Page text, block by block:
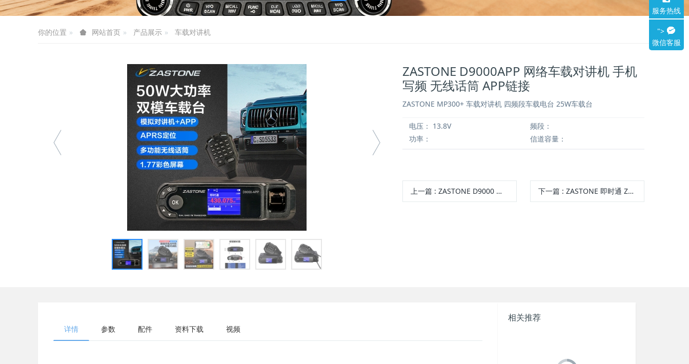
你的位置 网站首页 产品展示 车载对讲机
ZASTONE D9000APP 网络车载对讲机 手机
写频 无线话筒 APP链接
ZASTONE MP300+ 车载对讲机 四频段车载电台 25W车载台
电压： 13.8V
频段：
功率：
信道容量：
上一篇: ZASTONE D9000 无线车载对讲机 专业无线车载电台 越野车载电台 业余车载电台 大功率无线车载台 50W车载台 下一篇 :ZASTONE 即时通 ZT7500短波电台 SDR 1MHZ-30MHZ 多模式短波电台 Wolf 系统触控操作平台
详情 参数 配件 资料下载 视频
相关推荐
服务热线
">
微信客服